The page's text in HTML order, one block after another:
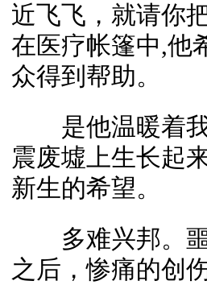
近飞飞，就请你
在医疗帐篷中,他
众得到帮助。
是他温暖着我
震废墟上生长起
新生的希望。
多难兴邦。噩
之后，惨痛的创